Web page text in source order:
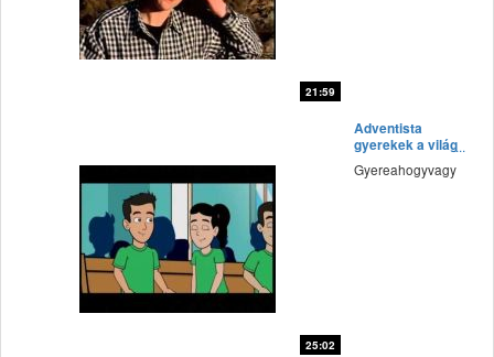
21:59
25:02
Adventista
gyerekek a világ
számos pontján
Gyereahogyvagy